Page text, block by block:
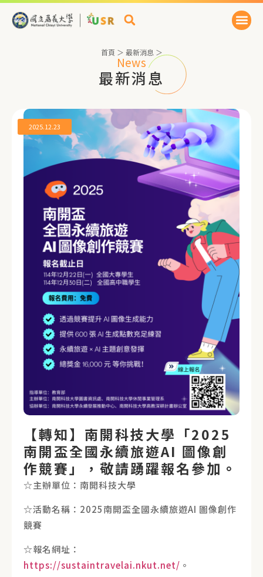
News
最新消息
首頁 ＞ 最新消息 ＞
2025.12.23
【轉知】南開科技大學「2025
南開盃全國永續旅遊AI 圖像創
作競賽」，敬請踴躍報名參加。
☆主辦單位：南開科技大學
☆活動名稱：2025南開盃全國永續旅遊AI 圖像創作
競賽
☆報名網址：
https://sustaintravelai.nkut.net/ 。